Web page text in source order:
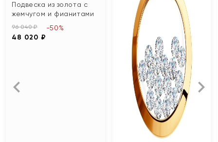
Подвеска из золота с
жемчугом и фианитами
96 040 ₽
48 020 ₽
-50%